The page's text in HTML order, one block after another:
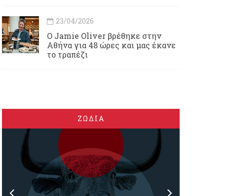
23/04/2026
Ο Jamie Oliver βρέθηκε στην
Αθήνα για 48 ώρες και μας έκανε
το τραπέζι
ΖΩΔΙΑ